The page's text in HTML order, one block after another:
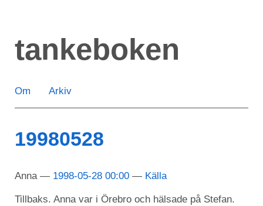
huvudinnehåll
tankeboken
Om Arkiv
19980528
Anna 1998-05-28 00:00 Källa
Tillbaks. Anna var i Örebro och hälsade på Stefan.